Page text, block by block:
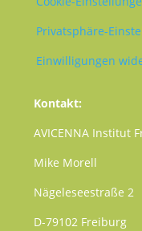
Privatsphäre-
Einwilligungen
Kontakt:
AVICENNA Institut
Mike Morell
Nägeleseestraße 2
D-79102 Freiburg